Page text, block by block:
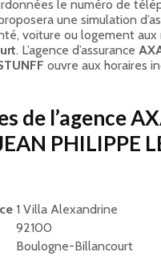
le numéro de
une simulation
voiture ou logement aux
. L’agence d’assurance
ouvre aux horaires
de l’agence
PHILIPPE
1 Villa Alexandrine
92100
Boulogne-Billancourt